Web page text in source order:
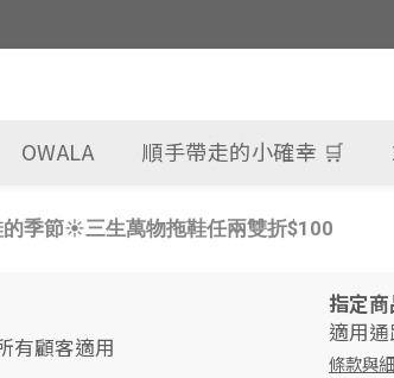
OWALA 順手帶走的小確幸 🛒
的季節☀️三生萬物拖鞋任兩雙折$100
有顧客適用
指定
適用通
條款與